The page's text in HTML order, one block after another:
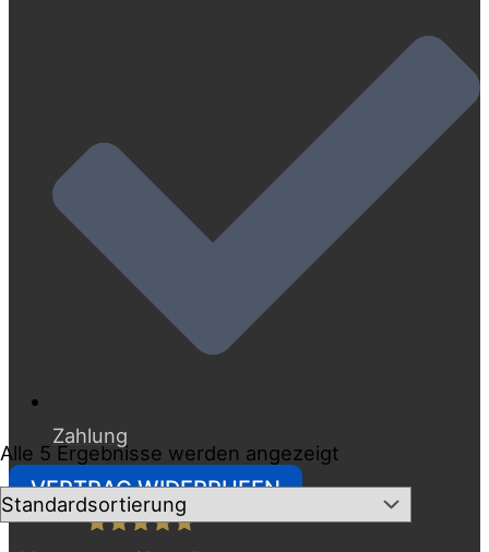
Alle 5 Ergebnisse werden angezeigt
Zahlung
VERTRAG WIDERRUFEN